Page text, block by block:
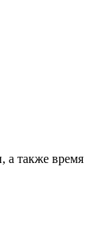
а также время